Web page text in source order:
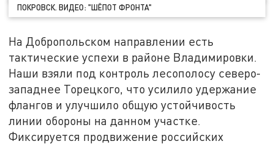
ПОКРОВСК. ВИДЕО: "ШЁПОТ ФРОНТА"
На Добропольском направлении есть
тактические успехи в районе Владимировки.
Наши взяли под контроль лесополосу северо-
западнее Торецкого, что усилило удержание
флангов и улучшило общую устойчивость
линии обороны на данном участке.
Фиксируется продвижение российских